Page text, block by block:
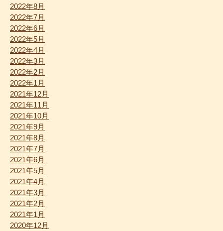
2022年8月
2022年7月
2022年6月
2022年5月
2022年4月
2022年3月
2022年2月
2022年1月
2021年12月
2021年11月
2021年10月
2021年9月
2021年8月
2021年7月
2021年6月
2021年5月
2021年4月
2021年3月
2021年2月
2021年1月
2020年12月